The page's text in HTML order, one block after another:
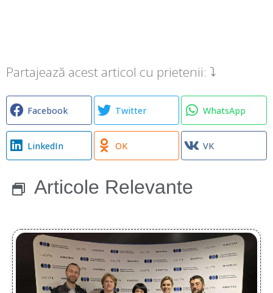
Partajează acest articol cu prietenii: ⤵
Facebook Twitter WhatsApp
LinkedIn OK VK
Articole Relevante